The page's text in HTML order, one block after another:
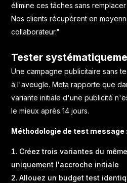
élimine ces tâches sans
Nos clients récupèrent en
collaborateur."
Tester
Une campagne publicitaire sans
à l'aveugle. Meta rapporte que
variante initiale d'une publicité
le mieux après 14 jours.
Méthodologie de test message :
Créez trois variantes du
uniquement l'accroche initiale
Allouez un budget test